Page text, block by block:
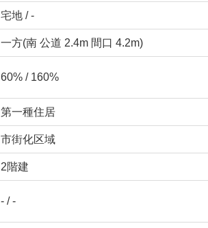
宅地 / -
一方(南 公道 2.4m 間口 4.2m)
60% / 160%
第一種住居
市街化区域
2階建
- / -